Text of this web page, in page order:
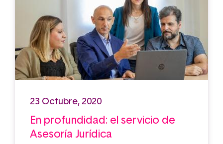
23 Octubre, 2020
En profundidad: el servicio de
Asesoría Jurídica